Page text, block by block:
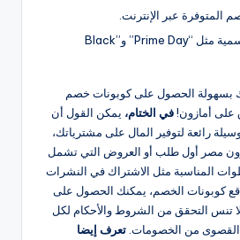
المتوفرة عبر الإنترنت.
تابع العروض الموسمية مثل “Prime Day” و”Black
بسهولة الحصول على كوبونات خصم
على أمازون!في الختام، يمكن القول أن
رائعة لتوفير المال على مشترياتك،
مصر أول طلب أو العروض التي تشمل
المناسبة مثل الاشتراك في النشرات
كوبونات الخصم، يمكنك الحصول على
تنس التحقق من الشروط والأحكام لكل
من الخصومات. تعرف إيضا